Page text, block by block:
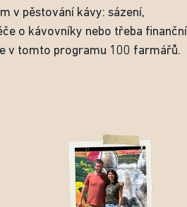
v pěstování kávy: sázení,
o kávovníky nebo třeba finanční
v tomto programu 100 farmářů.